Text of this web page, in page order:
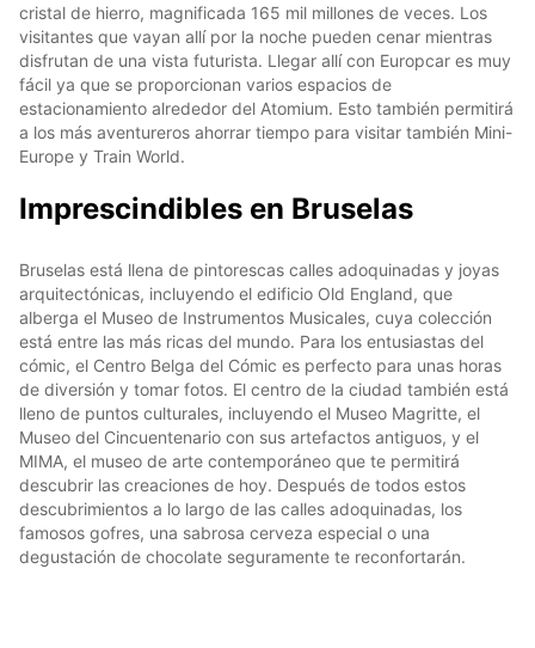
cristal de hierro, magnificada 165 mil millones de veces. Los
visitantes que vayan allí por la noche pueden cenar mientras
disfrutan de una vista futurista. Llegar allí con Europcar es muy
fácil ya que se proporcionan varios espacios de
estacionamiento alrededor del Atomium. Esto también permitirá
a los más aventureros ahorrar tiempo para visitar también Mini-
Europe y Train World.
Imprescindibles en Bruselas
Bruselas está llena de pintorescas calles adoquinadas y joyas
arquitectónicas, incluyendo el edificio Old England, que
alberga el Museo de Instrumentos Musicales, cuya colección
está entre las más ricas del mundo. Para los entusiastas del
cómic, el Centro Belga del Cómic es perfecto para unas horas
de diversión y tomar fotos. El centro de la ciudad también está
lleno de puntos culturales, incluyendo el Museo Magritte, el
Museo del Cincuentenario con sus artefactos antiguos, y el
MIMA, el museo de arte contemporáneo que te permitirá
descubrir las creaciones de hoy. Después de todos estos
descubrimientos a lo largo de las calles adoquinadas, los
famosos gofres, una sabrosa cerveza especial o una
degustación de chocolate seguramente te reconfortarán.